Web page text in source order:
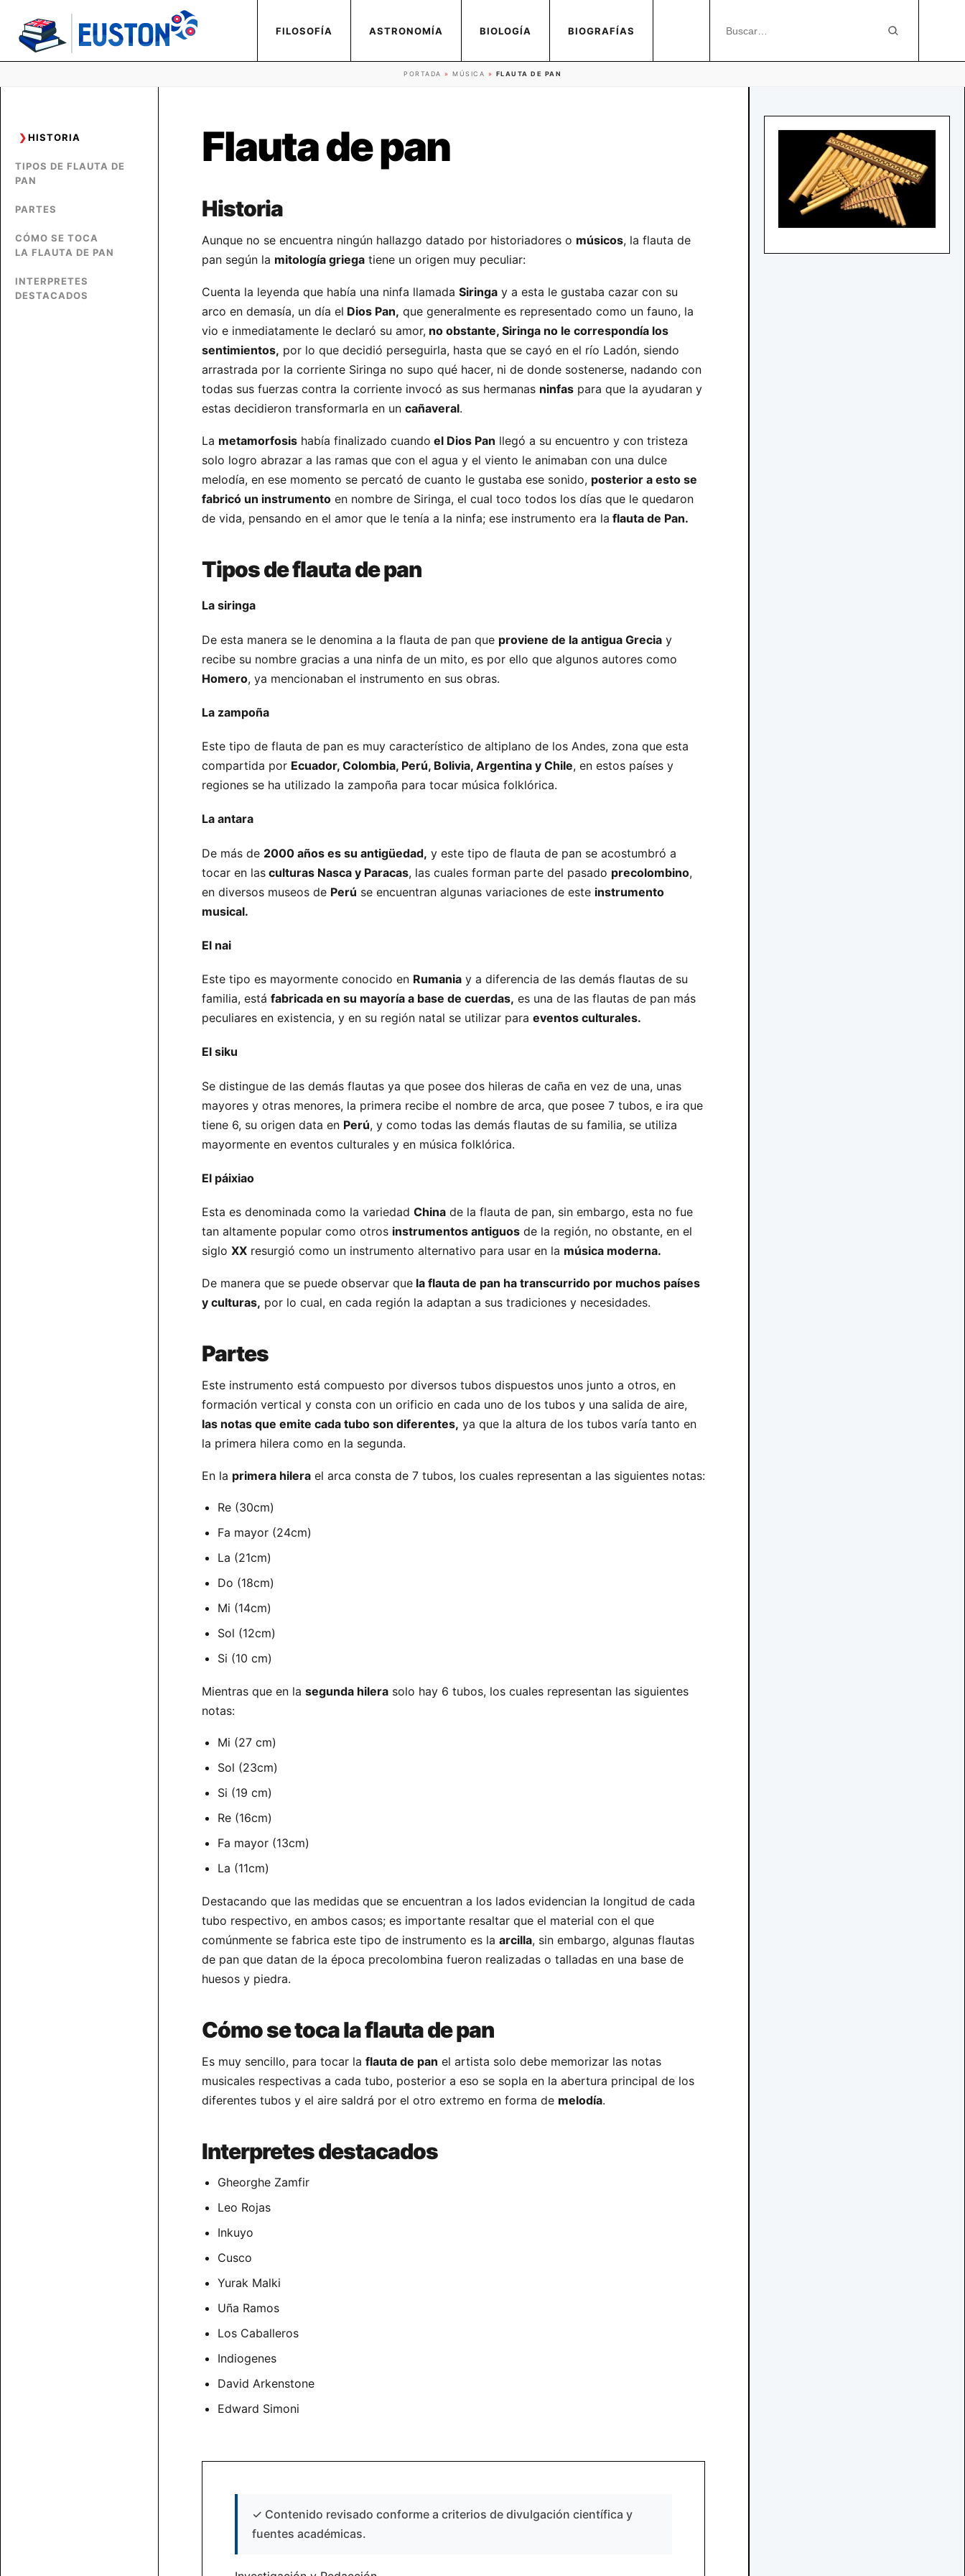
FILOSOFÍA ASTRONOMÍA BIOLOGÍA BIOGRAFÍAS
PORTADA » MÚSICA » FLAUTA DE PAN
HISTORIA
TIPOS DE FLAUTA DE
PAN
PARTES
CÓMO SE TOCA
LA FLAUTA DE PAN
INTERPRETES
DESTACADOS
Flauta de pan
Historia
Aunque no se encuentra ningún hallazgo datado por historiadores o músicos, la flauta de
pan según la mitología griega tiene un origen muy peculiar:
Cuenta la leyenda que había una ninfa llamada Siringa y a esta le gustaba cazar con su
arco en demasía, un día el Dios Pan, que generalmente es representado como un fauno, la
vio e inmediatamente le declaró su amor, no obstante, Siringa no le correspondía los
sentimientos, por lo que decidió perseguirla, hasta que se cayó en el río Ladón, siendo
arrastrada por la corriente Siringa no supo qué hacer, ni de donde sostenerse, nadando con
todas sus fuerzas contra la corriente invocó as sus hermanas ninfas para que la ayudaran y
estas decidieron transformarla en un cañaveral.
La metamorfosis había finalizado cuando el Dios Pan llegó a su encuentro y con tristeza
solo logro abrazar a las ramas que con el agua y el viento le animaban con una dulce
melodía, en ese momento se percató de cuanto le gustaba ese sonido, posterior a esto se
fabricó un instrumento en nombre de Siringa, el cual toco todos los días que le quedaron
de vida, pensando en el amor que le tenía a la ninfa; ese instrumento era la flauta de Pan.
Tipos de flauta de pan
La siringa
De esta manera se le denomina a la flauta de pan que proviene de la antigua Grecia y
recibe su nombre gracias a una ninfa de un mito, es por ello que algunos autores como
Homero, ya mencionaban el instrumento en sus obras.
La zampoña
Este tipo de flauta de pan es muy característico de altiplano de los Andes, zona que esta
compartida por Ecuador, Colombia, Perú, Bolivia, Argentina y Chile, en estos países y
regiones se ha utilizado la zampoña para tocar música folklórica.
La antara
De más de 2000 años es su antigüedad, y este tipo de flauta de pan se acostumbró a
tocar en las culturas Nasca y Paracas, las cuales forman parte del pasado precolombino,
en diversos museos de Perú se encuentran algunas variaciones de este instrumento
musical.
El nai
Este tipo es mayormente conocido en Rumania y a diferencia de las demás flautas de su
familia, está fabricada en su mayoría a base de cuerdas, es una de las flautas de pan más
peculiares en existencia, y en su región natal se utilizar para eventos culturales.
El siku
Se distingue de las demás flautas ya que posee dos hileras de caña en vez de una, unas
mayores y otras menores, la primera recibe el nombre de arca, que posee 7 tubos, e ira que
tiene 6, su origen data en Perú, y como todas las demás flautas de su familia, se utiliza
mayormente en eventos culturales y en música folklórica.
El páixiao
Esta es denominada como la variedad China de la flauta de pan, sin embargo, esta no fue
tan altamente popular como otros instrumentos antiguos de la región, no obstante, en el
siglo XX resurgió como un instrumento alternativo para usar en la música moderna.
De manera que se puede observar que la flauta de pan ha transcurrido por muchos países
y culturas, por lo cual, en cada región la adaptan a sus tradiciones y necesidades.
Partes
Este instrumento está compuesto por diversos tubos dispuestos unos junto a otros, en
formación vertical y consta con un orificio en cada uno de los tubos y una salida de aire,
las notas que emite cada tubo son diferentes, ya que la altura de los tubos varía tanto en
la primera hilera como en la segunda.
En la primera hilera el arca consta de 7 tubos, los cuales representan a las siguientes notas:
Re (30cm)
Fa mayor (24cm)
La (21cm)
Do (18cm)
Mi (14cm)
Sol (12cm)
Si (10 cm)
Mientras que en la segunda hilera solo hay 6 tubos, los cuales representan las siguientes
notas:
Mi (27 cm)
Sol (23cm)
Si (19 cm)
Re (16cm)
Fa mayor (13cm)
La (11cm)
Destacando que las medidas que se encuentran a los lados evidencian la longitud de cada
tubo respectivo, en ambos casos; es importante resaltar que el material con el que
comúnmente se fabrica este tipo de instrumento es la arcilla, sin embargo, algunas flautas
de pan que datan de la época precolombina fueron realizadas o talladas en una base de
huesos y piedra.
Cómo se toca la flauta de pan
Es muy sencillo, para tocar la flauta de pan el artista solo debe memorizar las notas
musicales respectivas a cada tubo, posterior a eso se sopla en la abertura principal de los
diferentes tubos y el aire saldrá por el otro extremo en forma de melodía.
Interpretes destacados
Gheorghe Zamfir
Leo Rojas
Inkuyo
Cusco
Yurak Malki
Uña Ramos
Los Caballeros
Indiogenes
David Arkenstone
Edward Simoni
✓ Contenido revisado conforme a criterios de divulgación científica y
fuentes académicas.